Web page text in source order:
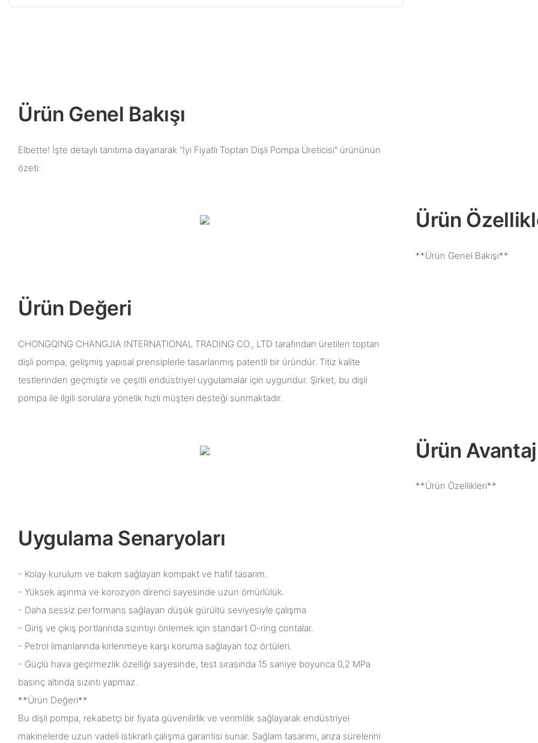
Ürün Genel Bakışı
Elbette! İşte detaylı tanıtıma dayanarak "İyi Fiyatlı Toptan Dişli Pompa Üreticisi" ürününün
özeti:
Ürün
**Ürün Genel Bakışı**
Ürün Değeri
CHONGQING CHANGJIA INTERNATIONAL TRADING CO., LTD tarafından üretilen toptan
dişli pompa, gelişmiş yapısal prensiplerle tasarlanmış patentli bir üründür. Titiz kalite
testlerinden geçmiştir ve çeşitli endüstriyel uygulamalar için uygundur. Şirket, bu dişli
pompa ile ilgili sorulara yönelik hızlı müşteri desteği sunmaktadır.
Ürün
**Ürün Özellikleri**
Uygulama Senaryoları
- Kolay kurulum ve bakım sağlayan kompakt ve hafif tasarım.
- Yüksek aşınma ve korozyon direnci sayesinde uzun ömürlülük.
- Daha sessiz performans sağlayan düşük gürültü seviyesiyle çalışma
- Giriş ve çıkış portlarında sızıntıyı önlemek için standart O-ring contalar.
- Petrol limanlarında kirlenmeye karşı koruma sağlayan toz örtüleri.
- Güçlü hava geçirmezlik özelliği sayesinde, test sırasında 15 saniye boyunca 0,2 MPa
basınç altında sızıntı yapmaz.
**Ürün Değeri**
Bu dişli pompa, rekabetçi bir fiyata güvenilirlik ve verimlilik sağlayarak endüstriyel
makinelerde uzun vadeli istikrarlı çalışma garantisi sunar. Sağlam tasarımı, arıza sürelerini